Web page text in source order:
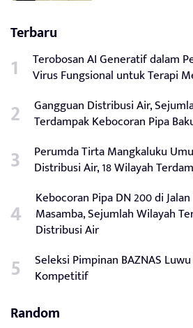
Terbaru
Terobosan AI Generatif dalam
Virus Fungsional untuk Terapi
Gangguan Distribusi Air,
Terdampak Kebocoran Pipa
Perumda Tirta Mangkaluku
Distribusi Air, 18 Wilayah
Kebocoran Pipa DN 200 di
Masamba, Sejumlah Wilayah
Distribusi Air
Seleksi Pimpinan BAZNAS
Kompetitif
Random